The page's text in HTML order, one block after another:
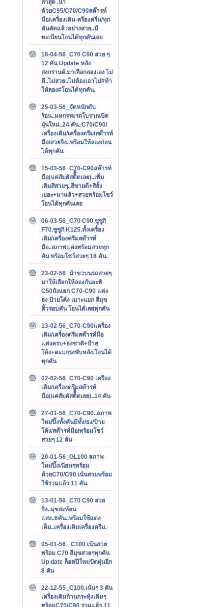
ล่าสุด .นำ
ด้วยC95/C70/C90สต๊ารท์
มือ/เครื่องเดิม-ครืองดรีม/ทุก
คันคัดแล้วอย่างสวย..มี
ทะเบียนโอนได้ทุกคันเลย
18-04-56_C70 C90 สวย ๆ
12 คัน Update หลัง
สงกรานต์.มาเลือกลองเอง ไม่
ดี..ไม่สวย..ไม่ต้องเอาไป#ท้า
ให้ลอง#โอนได้ทุกคัน.
25-03-56_จัดหนักดับ
ร้อน..มหกรรมรถโบราณปัด
ฝุ่นใหม่..24 คัน..C70/C90/
เครื่องเดิม/เครื่องดรีม/สต๊ารท์
มือ/สวยจิง..พร้อมให้ลองก่อน
ได้ทุกคัน
15-03-56_C70-C90สต๊ารท์
มือ(แค่สัมผัสติิิิดเลย)..เพิ่ม
เติมสีสวยๆ..สีขายดี+สีสั้ง
เยอะ+มาแล้ว+สวยพร้อมโชว์
โอนได้ทุกคันเลย
06-03-56_C70 C90 ซูซูกิ
F70.ซูซูกิ K125.ทั้งเครื่อง
เดิม/เครื่องครีมสต๊ารท์
มือ..สภาพแต่งพร้อมสวยทุก
คัน พร้อมโชว์สวยๆ 18 คัน.
23-02-56_นำขวบนรถสวยๆ
มาให้เลือกให้ลองกันอะทิ
C50ถังแยก C70-C90 แต่ง
ธง ป้ายโค้ง เบาะแยก สีมุข
คิ้วรอบคัน โอนได้เลยทุกคัน
13-02-56_C70-C90/เครื่อง
เดิม/เครื่องดรีมสต๊ารท์มือ
แต่งครบ+ธงชาติ+ป้าย
โค้ง+ตะแกรงพับหลัง.โอนได้
ทุกคัน
02-02-56_C70-C90 เครือง
เดิม/เครื่องดรีมสต๊ารท์
มือ(แค่สัมผัสติิิิดเลย)..14 คัน
27-01-56_C70-C90..สภาพ
ใหม่ปิ๊งทั้งคันมีทั้ง/ธง/ป้าย
โค้ง/สต๊ารท์มือ/พร้อมโชว์
สวยๆ 12 คัน
20-01-56_GL100 สภาพ
ใหม่ปิ๊งเนียนๆพร้อม
ด้วยC70/C90 เน้นสวยพร้อม
ใช้รวมแล้ว 11 คัน
13-01-56_C70 C90 สวย
จิง..มุขสะท้อน
แสง..6คัน..พร้อมใช้แต่ง
เต็ม..เครื่องเดิมเครื่องดรีม.
05-01-56_ C100 เน้นสวย
พร้อม C70 สีมุขสวยๆทุกคัน
Up date ล็อตปีใหม่ปัดฝุ่นอีก
8 คัน
22-12-55_C100.เน้นๆ 3 คัน
เครื่องเดิมก้านกระทุ้งเดิมๆ
พร้อมC70/C90 รวมแล้ว 11